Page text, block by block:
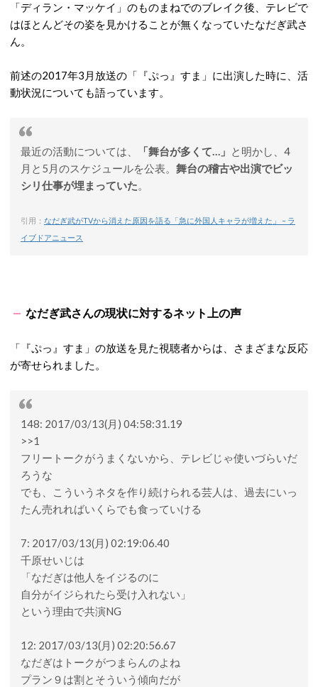
「ディラン・マッケイ」のものまねでのブレイク後、テレビで
はほとんどその姿を見かけることが無くなっていたなだぎ武さ
ん。
前述の2017年3月放送の「『ぷっ』すま」に出演した時に、活
動状況についても語っています。
最近の活動については、 「舞台が多くて…」 と明かし、4
月と5月のスケジュールを公表。 舞台の稽古や出演でビッ
シリ仕事が埋まっていた。
引用： なだぎ武がTVから消えた原因を語る「急に外国人キャラが増えた」 – ラ
イブドアニュース
なだぎ武さんの現状に対するネット上の声
「『ぷっ』すま」の放送を見た視聴者からは、さまざまな反応
が寄せられました。
148: 2017/03/13(月) 04:58:31.19
>>1
フリートークがうまくないから、テレビじゃ使いづらいだ
ろうな
でも、こういうネタを作り続けられる芸人は、過去にいっ
たん売れればいくらでも食っていける
7: 2017/03/13(月) 02:19:06.40
千原せいじは
「なだぎは他人をイジるのに
自分がイジられたら受け入れない」
という理由で共演NG
12: 2017/03/13(月) 02:20:56.67
なだぎはトークがつまらんのよね
プラン９は割とそういう傾向だが